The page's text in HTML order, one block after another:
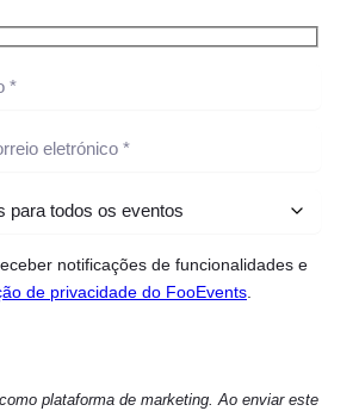
notificações de funcionalidades e
de privacidade do FooEvents
plataforma de marketing. Ao enviar este